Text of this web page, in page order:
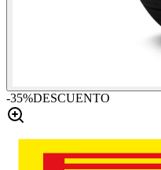
-35%DESCUENTO